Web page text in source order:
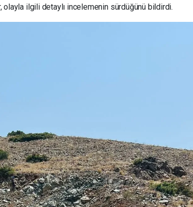
ilgili detaylı incelemenin sürdüğünü bildirdi.